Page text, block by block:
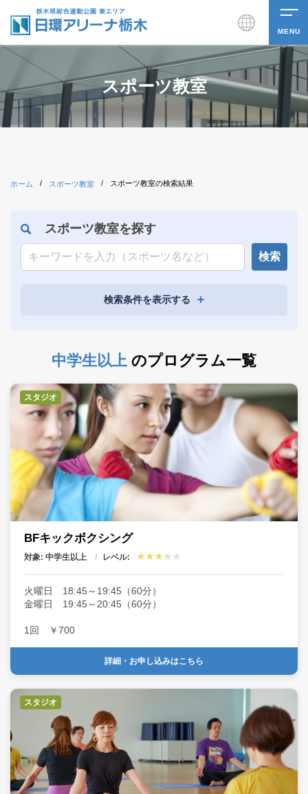
MENU
スポーツ教室
ホーム / スポーツ教室 / スポーツ教室の検索結果
スポーツ教室を探す
検索
検索条件を表示する
料金体系
対象
どなたでも 小学生
中学生以上
場所 アリーナ
レベル
タグ
中学生以上 のプログラム一覧
スタジオ
BFキックボクシング
対象: 中学生以上 レベル:
火曜日 18:45～19:45（60分）
金曜日 19:45～20:45（60分）
1回 ￥700
詳細・お申し込みはこちら
スタジオ